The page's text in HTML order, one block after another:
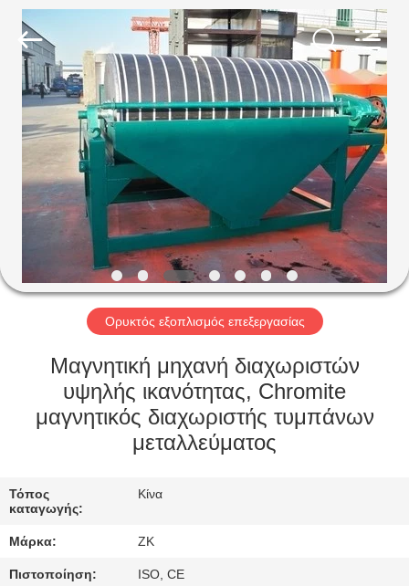
ΣΠΊΤΙ
ΠΡΟΪΌΝΤΑ
ΒΊΝΤΕΟ
VR
ΠΑΡΟΥΣΙΆΣΤΕ
ΠΕΡΊΠΟΥ
ΕΜΕΊΣ
ΠΟΙΟΤΙΚΌΣ
ΈΛΕΓΧΟΣ
Rights
Reserved.
Developed
ECER
Ορυκτός εξοπλισμός επεξεργασίας
Μαγνητική μηχανή διαχωριστών
υψηλής ικανότητας, Chromite
μαγνητικός διαχωριστής τυμπάνων
μεταλλεύματος
Τόπος
καταγωγής:
Κίνα
Μάρκα: ZK
Πιστοποίηση: ISO, CE